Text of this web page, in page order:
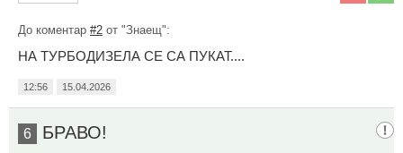
До коментар #2 от "Знаещ":
НА ТУРБОДИЗЕЛА СЕ СА ПУКАТ....
12:56 15.04.2026
6 БРАВО!